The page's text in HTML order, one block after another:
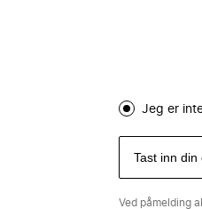
Jeg er
Ved påmelding